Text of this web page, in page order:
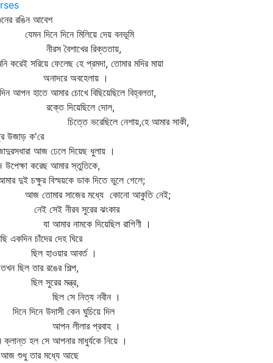
রঙিন আবেশ
দিনে দিনে মিলিয়ে দেয় বনভূমি
বৈশাখের রিক্ততায়,
করেই সরিয়ে ফেলেছ হে প্রমদা, তোমার মদির মায়া
অবহেলায় ।
আপন হাতে আমার চোখে বিছিয়েছিলে বিহ্বলতা,
দিয়েছিলে দোল,
ভরেছিলে নেশায়,হে আমার সাকী,
উজাড় ক'রে
আজ ঢেলে দিয়েছ ধুলায় ।
করেছ আমার স্তুতিকে,
দুই চক্ষুর বিস্ময়কে ডাক দিতে ভুলে গেলে;
তোমার সাজের মধ্যে কোনো আকুতি নেই;
সেই নীরব সুরের ঝংকার
আমার নামকে দিয়েছিল রাগিণী ।
একদিন চাঁদের দেহ ঘিরে
হাওয়ার আবর্ত ।
ছিল তার রঙের শিল্প,
সুরের মন্ত্র,
সে নিত্য নবীন ।
দিনে উদাসী কেন ঘুচিয়ে দিল
লীলার প্রবাহ ।
ক্লান্ত হল সে আপনার মাধুর্যকে নিয়ে ।
শুধু তার মধ্যে আছে